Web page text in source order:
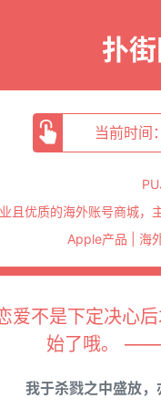
扑街
当前时间
且优质的海外账号商城，
Apple产品 | 海
爱不是下定决心
始了哦。 ——
我于杀戮之中盛放